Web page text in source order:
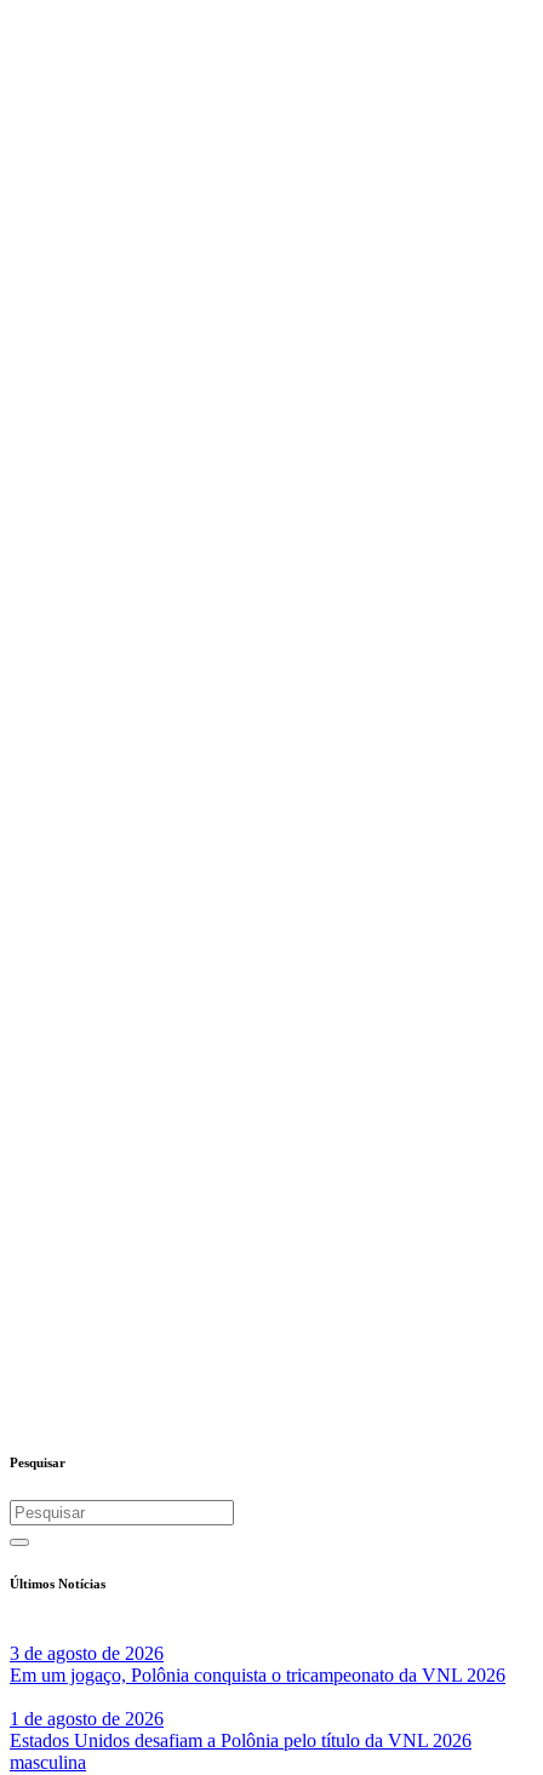
Pesquisar
Últimos Notícias
3 de agosto de 2026
Em um jogaço, Polônia conquista o tricampeonato da VNL 2026
1 de agosto de 2026
Estados Unidos desafiam a Polônia pelo título da VNL 2026
masculina